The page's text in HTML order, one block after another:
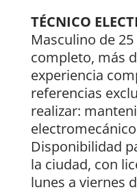
TÉCNICO
Masculino de
completo, más
experiencia
referencias
realizar:
Disponibilidad
la ciudad, con
lunes a viernes